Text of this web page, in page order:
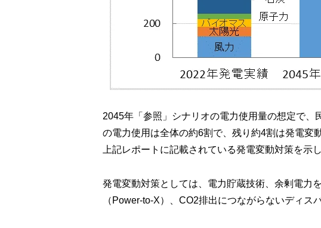
2045年「参照」シナリオの電力使用量の想定で、
の電力使用は全体の約6割で、残り約4割は発電変
上記レポートに記載されている発電変動対策を示し
発電変動対策としては、電力貯蔵技術、余剰電力
（Power-to-X）、CO2排出につながらないディス